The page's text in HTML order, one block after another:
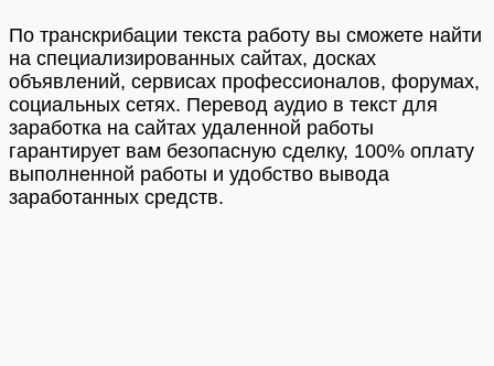
По транскрибации текста работу вы сможете найти
на специализированных сайтах, досках
объявлений, сервисах профессионалов, форумах,
социальных сетях. Перевод аудио в текст для
заработка на сайтах удаленной работы
гарантирует вам безопасную сделку, 100% оплату
выполненной работы и удобство вывода
заработанных средств.